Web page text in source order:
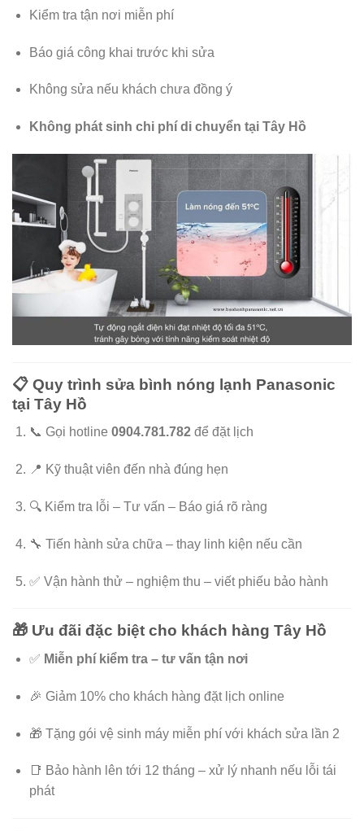
Kiểm tra tận nơi miễn phí
Báo giá công khai trước khi sửa
Không sửa nếu khách chưa đồng ý
Không phát sinh chi phí di chuyển tại Tây Hồ
📋 Quy trình sửa bình nóng lạnh Panasonic
tại Tây Hồ
📞 Gọi hotline 0904.781.782để đặt lịch
📍 Kỹ thuật viên đến nhà đúng hẹn
🔍 Kiểm tra lỗi – Tư vấn – Báo giá rõ ràng
🔧 Tiến hành sửa chữa – thay linh kiện nếu cần
✅ Vận hành thử – nghiệm thu – viết phiếu bảo hành
🎁 Ưu đãi đặc biệt cho khách hàng Tây Hồ
✅ Miễn phí kiểm tra – tư vấn tận nơi
🎉 Giảm 10% cho khách hàng đặt lịch online
🎁 Tặng gói vệ sinh máy miễn phí với khách sửa lần 2
📑 Bảo hành lên tới 12 tháng – xử lý nhanh nếu lỗi tái
phát